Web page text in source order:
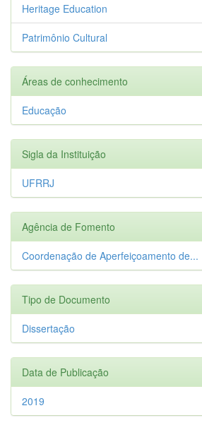
Heritage Education
Patrimônio Cultural
Áreas de conhecimento
Educação
Sigla da Instituição
UFRRJ
Agência de Fomento
Coordenação de Aperfeiçoamento de...
Tipo de Documento
Dissertação
Data de Publicação
2019